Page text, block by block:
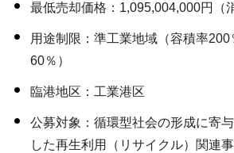
最低売却価格：1,095,004,000円（
用途制限：準工業地域（容積率200
60％）
臨港地区：工業港区
公募対象：循環型社会の形成に寄
した再生利用（リサイクル）関連